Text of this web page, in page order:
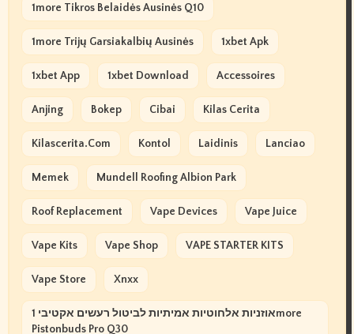
1more Tikros Belaidės Ausinės Q10
1more Trijų Garsiakalbių Ausinės 1xbet Apk
1xbet App 1xbet Download Accessoires
Anjing Bokep Cibai Kilas Cerita
Kilascerita.com Kontol Laidinis Lanciao
Memek Mundell Roofing Albion Park
Roof Replacement Vape Devices Vape Juice
Vape Kits Vape Shop VAPE STARTER KITS
Vape Store Xnxx
אוזניות אלחוטיות אמיתיות לביטול רעשים אקטיבי 1more
Pistonbuds Pro Q30